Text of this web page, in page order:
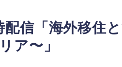
信「海外移住
ア〜」